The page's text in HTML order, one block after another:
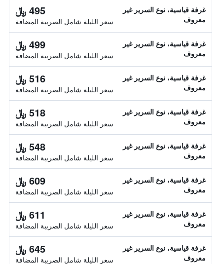
غرفة قياسية، نوع السرير غير
معروف
495 ﷼
سعر الليلة شامل الصريبة المضافة
غرفة قياسية، نوع السرير غير
معروف
499 ﷼
سعر الليلة شامل الصريبة المضافة
غرفة قياسية، نوع السرير غير
معروف
516 ﷼
سعر الليلة شامل الصريبة المضافة
غرفة قياسية، نوع السرير غير
معروف
518 ﷼
سعر الليلة شامل الصريبة المضافة
غرفة قياسية، نوع السرير غير
معروف
548 ﷼
سعر الليلة شامل الصريبة المضافة
غرفة قياسية، نوع السرير غير
معروف
609 ﷼
سعر الليلة شامل الصريبة المضافة
غرفة قياسية، نوع السرير غير
معروف
611 ﷼
سعر الليلة شامل الصريبة المضافة
غرفة قياسية، نوع السرير غير
معروف
645 ﷼
سعر الليلة شامل الصريبة المضافة